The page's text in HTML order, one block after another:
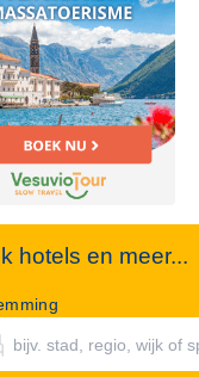
hotels en meer...